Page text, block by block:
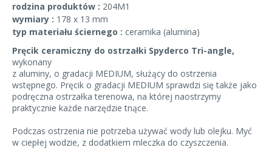
rodzina produktów : 204M1
wymiary : 178 x 13 mm
typ materiału ściernego : ceramika (alumina)
Pręcik ceramiczny do ostrzałki Spyderco Tri-angle,
wykonany
z aluminy, o gradacji MEDIUM, służący do ostrzenia
wstępnego. Pręcik o gradacji MEDIUM sprawdzi się także jako
podręczna ostrzałka terenowa, na której naostrzymy
praktycznie każde narzędzie tnące.
Podczas ostrzenia nie potrzeba używać wody lub olejku. Myć
w ciepłej wodzie, z dodatkiem mleczka do czyszczenia.